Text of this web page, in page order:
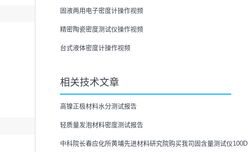
固液两用电子密度计操作视频
精密陶瓷密度测试仪操作视频
台式液体密度计操作视频
相关技术文章
高镍正极材料水分测试报告
轻质量发泡材料密度测试报告
中科院长春应化所黄埔先进材料研究院购买我司固含量测试仪100D